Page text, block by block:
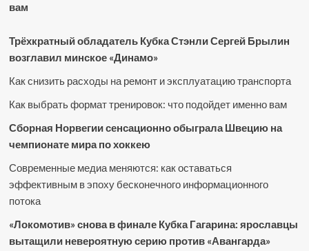
вам
Трёхкратный обладатель Кубка Стэнли Сергей Брылин
возглавил минское «Динамо»
Как снизить расходы на ремонт и эксплуатацию транспорта
Как выбрать формат тренировок: что подойдет именно вам
Сборная Норвегии сенсационно обыграла Швецию на
чемпионате мира по хоккею
Современные медиа меняются: как оставаться
эффективным в эпоху бесконечного информационного
потока
«Локомотив» снова в финале Кубка Гагарина: ярославцы
вытащили невероятную серию против «Авангарда»